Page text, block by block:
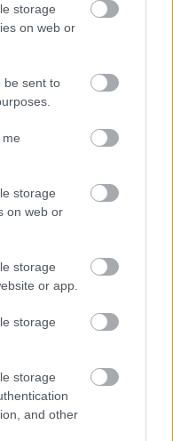
storage
on web or
be sent to
storage
on web or
storage
or app.
storage
storage
and other
volna, ha
nagyon is
a finálét,
más a helyzet
történik valami
Patrick, ami nem
és
szerethető figura,
nagyon is együtt tud
játszott rá. Ahogyan
most volt először
a társa.